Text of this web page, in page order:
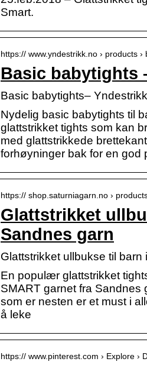
Smart.
https:// www.yndestrikk.no › products
Basic babytights
Basic babytights– Yndestrikk
Nydelig basic babytights til
glattstrikket tights som kan
med glattstrikkede
forhøyninger bak for en god
https:// shop.saturniagarn.no ›
Glattstrikket
Sandnes garn
Glattstrikket ullbukse til
En populær glattstrikket
SMART garnet fra Sandnes
som er nesten er et must i
å leke
https:// www.pinterest.com › Explore ›